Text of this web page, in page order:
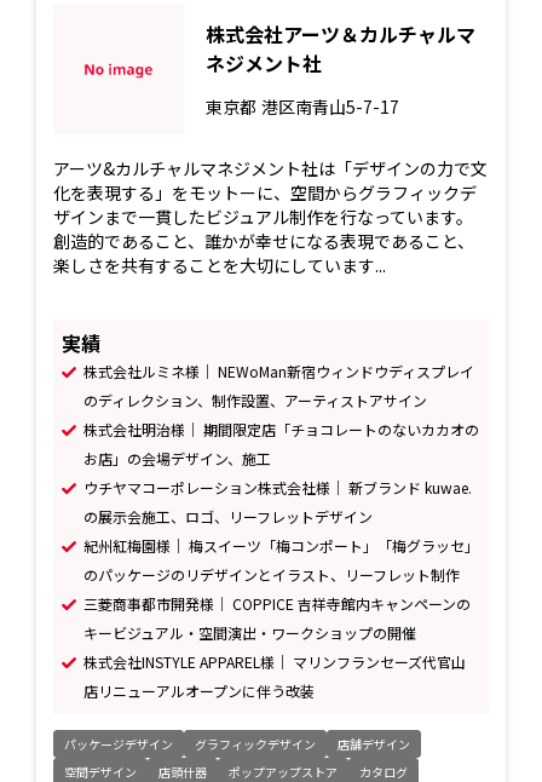
株式会社アーツ＆カルチャルマ
ネジメント社
東京都 港区南青山5-7-17
アーツ&カルチャルマネジメント社は「デザインの力で文
化を表現する」をモットーに、空間からグラフィックデ
ザインまで一貫したビジュアル制作を行なっています。
創造的であること、誰かが幸せになる表現であること、
楽しさを共有することを大切にしています...
実績
株式会社ルミネ様｜ NEWoMan新宿ウィンドウディスプレイ
のディレクション、制作設置、アーティストアサイン
株式会社明治様｜ 期間限定店「チョコレートのないカカオの
お店」の会場デザイン、施工
ウチヤマコーポレーション株式会社様｜ 新ブランド kuwae.
の展示会施工、ロゴ、リーフレットデザイン
紀州紅梅園様｜ 梅スイーツ「梅コンポート」「梅グラッセ」
のパッケージのリデザインとイラスト、リーフレット制作
三菱商事都市開発様｜ COPPICE 吉祥寺館内キャンペーンの
キービジュアル・空間演出・ワークショップの開催
株式会社INSTYLE APPAREL様｜ マリンフランセーズ代官山
店リニューアルオープンに伴う改装
パッケージデザイン グラフィックデザイン
店舗デザイン
空間デザイン
店頭什器 ポップアップストア
カタログ